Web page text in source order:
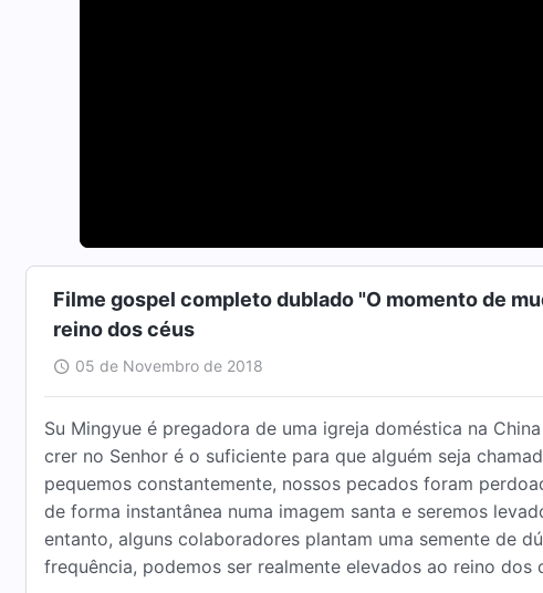
Filme gospel completo dublado "O momento de
reino dos céus
05 de Novembro de 2018
Su Mingyue é pregadora de uma igreja doméstica na
crer no Senhor é o suficiente para que alguém seja
pequemos constantemente, nossos pecados foram
de forma instantânea numa imagem santa e seremos
entanto, alguns colaboradores plantam uma semente de
frequência, podemos ser realmente elevados ao reino dos